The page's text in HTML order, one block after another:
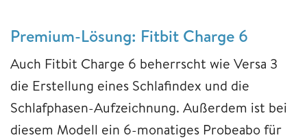
Premium-Lösung: Fitbit Charge 6
Auch Fitbit Charge 6 beherrscht wie Versa 3
die Erstellung eines Schlafindex und die
Schlafphasen-Aufzeichnung. Außerdem ist bei
diesem Modell ein 6-monatiges Probeabo für